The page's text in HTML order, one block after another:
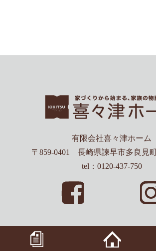
有限会社喜々津ホーム
〒859-0401 長崎県諫早市多良見
tel：0120-437-750